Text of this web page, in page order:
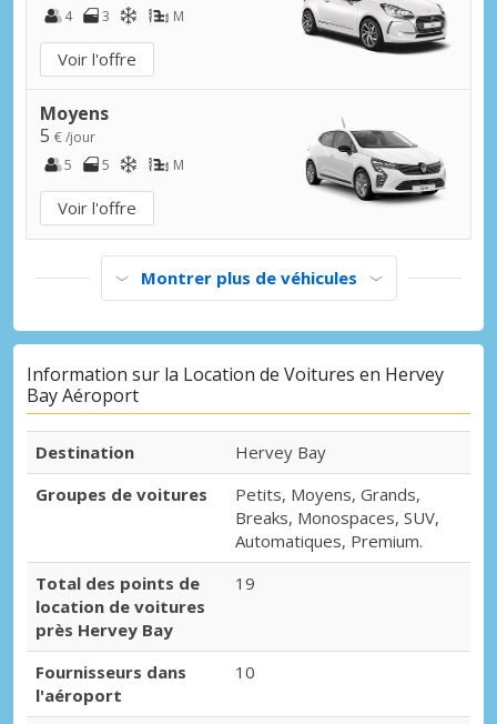
4
3 M
Voir l'offre
Moyens
5 € /jour
5
5 M
Voir l'offre
Montrer plus de véhicules
Information sur la Location de Voitures en Hervey
Bay Aéroport
Destination
Hervey Bay
Groupes de voitures
Petits, Moyens, Grands,
Breaks, Monospaces, SUV,
Automatiques, Premium.
Total des points de
location de voitures
près Hervey Bay
19
Fournisseurs dans
l'aéroport
10